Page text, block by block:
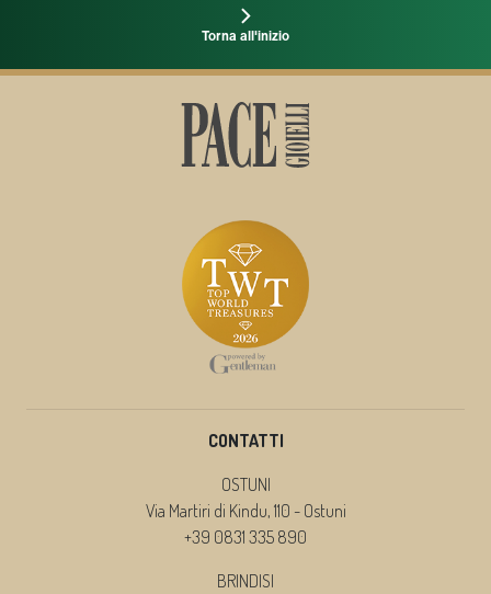
Torna all'inizio
CONTATTI
OSTUNI
Via Martiri di Kindu, 110 - Ostuni
+39 0831 335 890
BRINDISI